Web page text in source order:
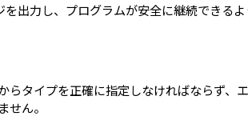
力し、プログラムが安全に継続できる
らタイプを正確に指定しなければならず、
ん。